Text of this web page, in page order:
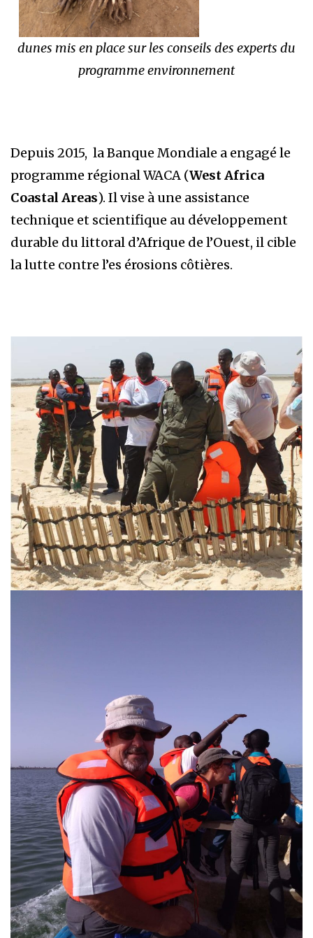
dunes mis en place sur les conseils des experts du
programme environnement
Depuis 2015, la Banque Mondiale a engagé le
programme régional WACA (West Africa
Coastal Areas). Il vise à une assistance
technique et scientifique au développement
durable du littoral d’Afrique de l’Ouest, il cible
la lutte contre l’es érosions côtières.